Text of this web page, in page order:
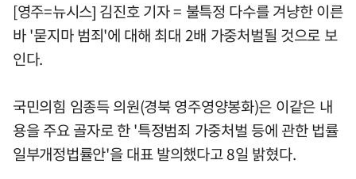
[영주=뉴시스] 김진호 기자 = 불특정 다수를 겨냥한 이른
바 '묻지마 범죄'에 대해 최대 2배 가중처벌될 것으로 보
인다.
국민의힘 임종득 의원(경북 영주영양봉화)은 이같은 내
용을 주요 골자로 한 '특정범죄 가중처벌 등에 관한 법률
일부개정법률안'을 대표 발의했다고 8일 밝혔다.